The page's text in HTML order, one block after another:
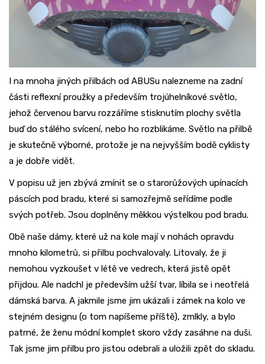
I na mnoha jiných přilbách od ABUSu nalezneme na zadní
části reflexní proužky a především trojúhelníkové světlo,
jehož červenou barvu rozzáříme stisknutím plochy světla
buď do stálého svícení, nebo ho rozblikáme. Světlo na přilbě
je skutečně výborné, protože je na nejvyšším bodě cyklisty
a je dobře vidět.
V popisu už jen zbývá zmínit se o starorůžových upínacích
páscích pod bradu, které si samozřejmě seřídíme podle
svých potřeb. Jsou doplněny měkkou výstelkou pod bradu.
Obě naše dámy, které už na kole mají v nohách opravdu
mnoho kilometrů, si přilbu pochvalovaly. Litovaly, že ji
nemohou vyzkoušet v létě ve vedrech, která jistě opět
přijdou. Ale nadchl je především užší tvar, líbila se i neotřelá
dámská barva. A jakmile jsme jim ukázali i zámek na kolo ve
stejném designu (o tom napíšeme příště), zmlkly, a bylo
patrné, že ženu módní komplet skoro vždy zasáhne na duši.
Tak jsme jim přilbu pro jistou odebrali a uložili zpět do skladu.